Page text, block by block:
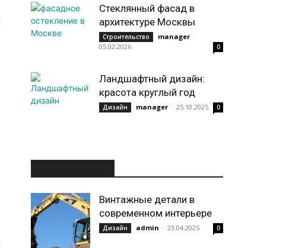
Стеклянный фасад в
архитектуре Москвы
Строительство manager -
05.02.2026
0
Ландшафтный дизайн:
красота круглый год
Дизайн manager - 25.10.2025 0
Винтажные детали в
современном интерьере
Дизайн admin - 23.04.2025 0